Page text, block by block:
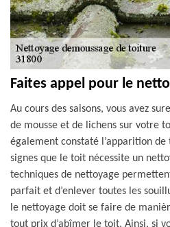
Faites appel pour le
Au cours des saisons, vous avez
de mousse et de lichens sur votre
également constaté l’apparition de
signes que le toit nécessite un
techniques de nettoyage
parfait et d’enlever toutes les
le nettoyage doit se faire de
tout prix d’abîmer le toit. Ainsi, si